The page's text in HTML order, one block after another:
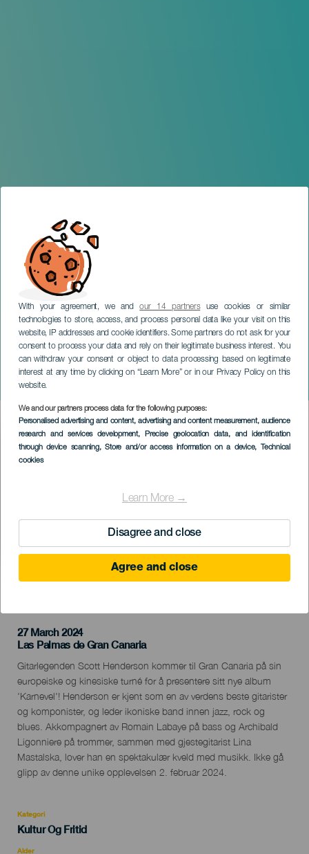
With your agreement, we andour 14 partnersuse cookies or similar
technologies to store, access, and process personal data like your visit on this
website, IP addresses and cookie identifiers. Some partners do not ask for your
consent to process your data and rely on their legitimate business interest. You
can withdraw your consent or object to data processing based on legitimate
interest at any time by clicking on “Learn More” or in our Privacy Policy on this
website.
We and our partners process data for the following purposes:
Personalised advertising and content, advertising and content measurement, audience
research and services development, Precise geolocation data, and identification
through device scanning, Store and/or access information on a device, Technical
cookies
Learn More →
Disagree and close
Agree and close
Scott Henderson
GRAN CANARIA
Imagen
Listado
27 March 2024
Localidad
Las Palmas de Gran Canaria
Descripción
del
evento
Gitarlegenden Scott Henderson kommer til Gran Canaria på sin
europeiske og kinesiske turné for å presentere sitt nye album
'Karnevel'! Henderson er kjent som en av verdens beste gitarister
og komponister, og leder ikoniske band innen jazz, rock og
blues. Akkompagnert av Romain Labaye på bass og Archibald
Ligonniere på trommer, sammen med gjestegitarist Lina
Mastalska, lover han en spektakulær kveld med musikk. Ikke gå
glipp av denne unike opplevelsen 2. februar 2024.
Kategori
Categoría
evento
Kultur Og Fritid
Alder